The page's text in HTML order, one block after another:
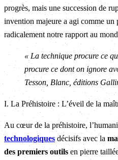
progrès, mais une succession de
invention majeure a agi comme un
radicalement notre rapport au
« La technique procure ce
procure ce dont on ignore
Tesson, Blanc, éditions
I. La Préhistoire : L’éveil de la
Au cœur de la préhistoire,
technologiques décisifs avec la
des premiers outilsen pierre